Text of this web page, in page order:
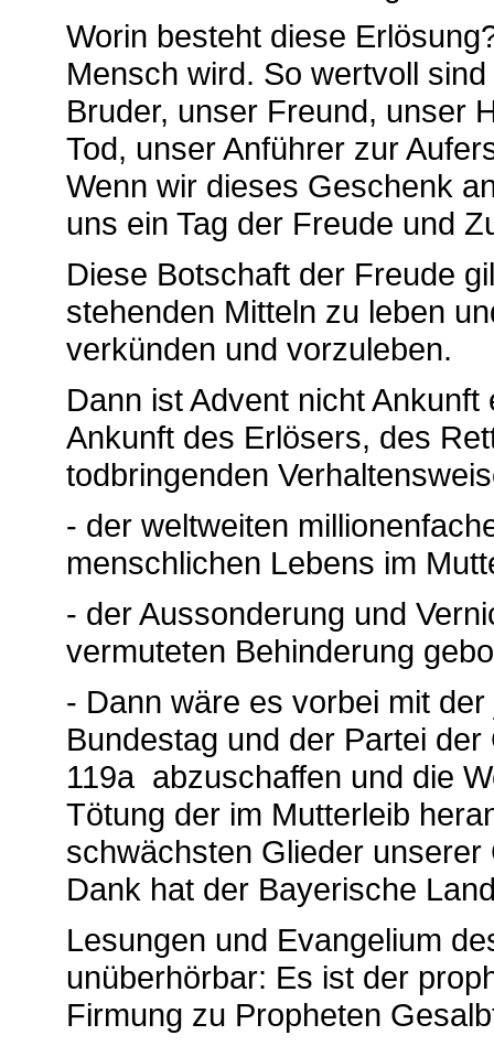
Worin besteht diese
Mensch wird. So wertvoll
Bruder, unser Freund, unser
Tod, unser Anführer zur
Wenn wir dieses Geschenk
uns ein Tag der Freude und
Diese Botschaft der Freude
stehenden Mitteln zu leben
verkünden und vorzuleben.
Dann ist Advent nicht
Ankunft des Erlösers, des
todbringenden
- der weltweiten
menschlichen Lebens im
- der Aussonderung und
vermuteten Behinderung
- Dann wäre es vorbei mit
Bundestag und der Partei
119a abzuschaffen und die
Tötung der im Mutterleib
schwächsten Glieder
Dank hat der Bayerische
Lesungen und Evangelium
unüberhörbar: Es ist der
Firmung zu Propheten